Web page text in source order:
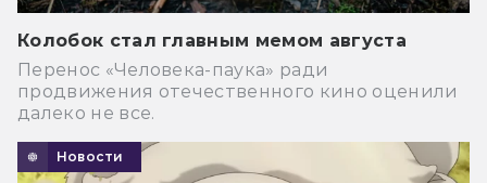
Колобок стал главным мемом августа
Перенос «Человека-паука» ради
продвижения отечественного кино оценили
далеко не все.
Новости